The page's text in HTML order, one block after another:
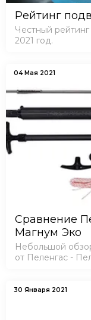
Рейтинг
Честный
2021 год.
04 Мая 2021
Сравнение
Магнум Эко
Небольшой
от Пеленгас -
30 Января 2021